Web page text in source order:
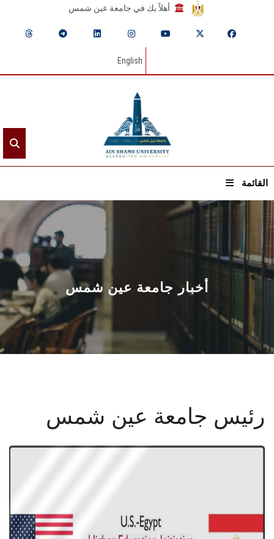
أهلاً بك في جامعة عين شمس
English
القائمة
الرئيسيـة
عن الجامعة
القطاعـات
الشئون الأكاديمية
البحث العلمي
المراكز والوحدات
الأنظمة الذكية
تواصل معنا
أخبار جامعة عين شمس
رئيس جامعة عين شمس